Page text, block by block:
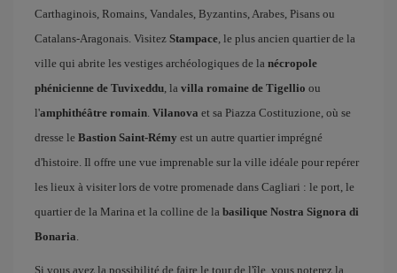
Carthaginois, Romains, Vandales, Byzantins, Arabes, Pisans ou
Catalans-Aragonais. Visitez Stampace, le plus ancien quartier de la
ville qui abrite les vestiges archéologiques de la nécropole
phénicienne de Tuvixeddu, la villa romaine de Tigellio ou
l'amphithéâtre romain. Vilanova et sa Piazza Costituzione, où se
dresse le Bastion Saint-Rémy est un autre quartier imprégné
d'histoire. Il offre une vue imprenable sur la ville idéale pour repérer
les lieux à visiter lors de votre promenade dans Cagliari : le port, le
quartier de la Marina et la colline de la basilique Nostra Signora di
Bonaria.
Si vous avez la possibilité de faire le tour de l'île, vous noterez la